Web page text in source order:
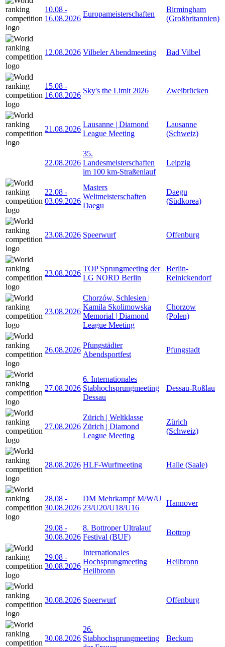
10.08 -
16.08.2026
Europameisterschaften
Birmingham
(Großbritannien)
12.08.2026 Vilbeler Abendmeeting Bad Vilbel
15.08 -
16.08.2026
Sky's the Limit 2026 Zweibrücken
21.08.2026
Lausanne | Diamond
League Meeting
Lausanne
(Schweiz)
22.08.2026
35.
Landesmeisterschaften
im 100 km-Straßenlauf
Leipzig
22.08 -
03.09.2026
Masters
Weltmeisterschaften
Daegu
Daegu
(Südkorea)
23.08.2026 Speerwurf Offenburg
23.08.2026
TOP Sprungmeeting der
LG NORD Berlin
Berlin-
Reinickendorf
23.08.2026
Chorzów, Schlesien |
Kamila Skolimowska
Memorial | Diamond
League Meeting
Chorzow
(Polen)
26.08.2026
Pfungstädter
Abendsportfest
Pfungstadt
27.08.2026
6. Internationales
Stabhochsprungmeeting
Dessau
Dessau-Roßlau
27.08.2026
Zürich | Weltklasse
Zürich | Diamond
League Meeting
Zürich
(Schweiz)
28.08.2026 HLF-Wurfmeeting Halle (Saale)
28.08 -
30.08.2026
DM Mehrkampf M/W/U
23/U20/U18/U16
Hannover
29.08 -
30.08.2026
8. Bottroper Ultralauf
Festival (BUF)
Bottrop
29.08 -
30.08.2026
Internationales
Hochsprungmeeting
Heilbronn
Heilbronn
30.08.2026 Speerwurf Offenburg
30.08.2026
26.
Stabhochsprungmeeting
Beckum